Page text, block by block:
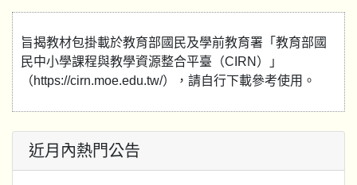
旨揭教材包掛載於教育部國民及學前教育署「教育部國
民中小學課程與教學資源整合平臺（CIRN）」
（https://cirn.moe.edu.tw/），請自行下載參考使用。
近月內熱門公告